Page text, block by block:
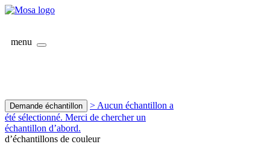
menu
Demande échantillon
> Aucun échantillon a
été sélectionné. Merci de chercher un
échantillon d’abord.
d’échantillons de couleur